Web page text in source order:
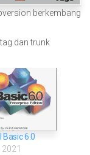
berkembang
dan trunk
Basic 6.0